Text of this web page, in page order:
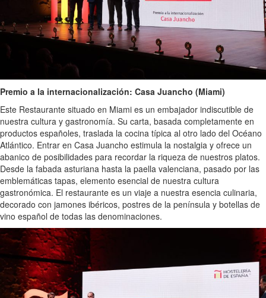
Premio a la internacionalización: Casa Juancho (Miami)
Este Restaurante situado en Miami es un embajador indiscutible de
nuestra cultura y gastronomía. Su carta, basada completamente en
productos españoles, traslada la cocina típica al otro lado del Océano
Atlántico. Entrar en Casa Juancho estimula la nostalgia y ofrece un
abanico de posibilidades para recordar la riqueza de nuestros platos.
Desde la fabada asturiana hasta la paella valenciana, pasado por las
emblemáticas tapas, elemento esencial de nuestra cultura
gastronómica. El restaurante es un viaje a nuestra esencia culinaria,
decorado con jamones ibéricos, postres de la península y botellas de
vino español de todas las denominaciones.